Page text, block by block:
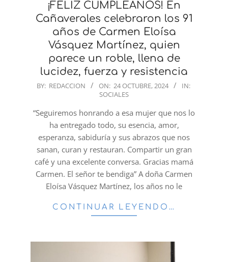
¡FELIZ CUMPLEAÑOS! En
Cañaverales celebraron los 91
años de Carmen Eloísa
Vásquez Martínez, quien
parece un roble, llena de
lucidez, fuerza y resistencia
2024-
24
BY: REDACCION ON: 24 OCTUBRE, 2024
IN:
SOCIALES
“Seguiremos honrando a esa mujer que nos lo
ha entregado todo, su esencia, amor,
esperanza, sabiduría y sus abrazos que nos
sanan, curan y restauran. Compartir un gran
café y una excelente conversa. Gracias mamá
Carmen. El señor te bendiga” A doña Carmen
Eloísa Vásquez Martínez, los años no le
CONTINUAR LEYENDO…